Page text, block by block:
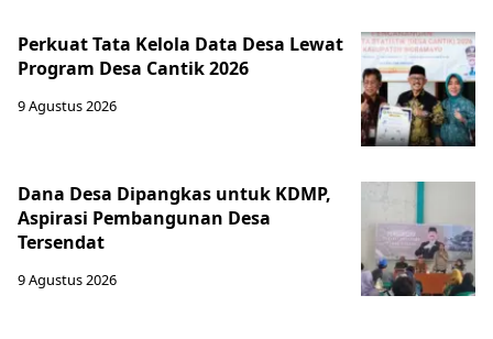
Perkuat Tata Kelola Data Desa Lewat
Program Desa Cantik 2026
9 Agustus 2026
Dana Desa Dipangkas untuk KDMP,
Aspirasi Pembangunan Desa
Tersendat
9 Agustus 2026